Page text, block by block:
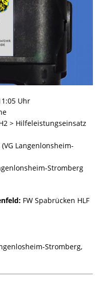
Uhr
> Hilfeleistungseinsatz
Langenlonsheim-
Stromberg
FW Spabrücken HLF
Stromberg,